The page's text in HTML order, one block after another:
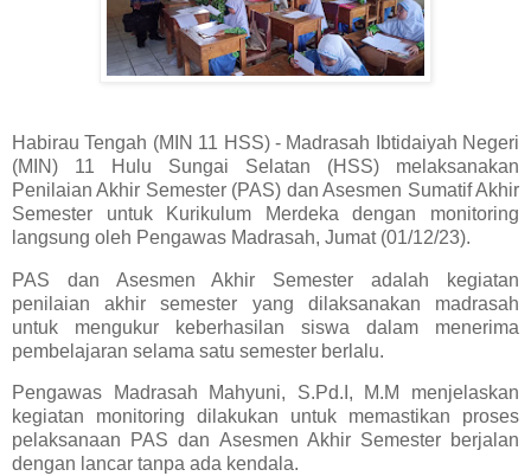
Habirau Tengah (MIN 11 HSS) - Madrasah Ibtidaiyah Negeri
(MIN) 11 Hulu Sungai Selatan (HSS) melaksanakan
Penilaian Akhir Semester (PAS) dan Asesmen Sumatif Akhir
Semester untuk Kurikulum Merdeka dengan monitoring
langsung oleh Pengawas Madrasah, Jumat (01/12/23).
PAS dan Asesmen Akhir Semester adalah kegiatan
penilaian akhir semester yang dilaksanakan madrasah
untuk mengukur keberhasilan siswa dalam menerima
pembelajaran selama satu semester berlalu.
Pengawas Madrasah Mahyuni, S.Pd.I, M.M menjelaskan
kegiatan monitoring dilakukan untuk memastikan proses
pelaksanaan PAS dan Asesmen Akhir Semester berjalan
dengan lancar tanpa ada kendala.